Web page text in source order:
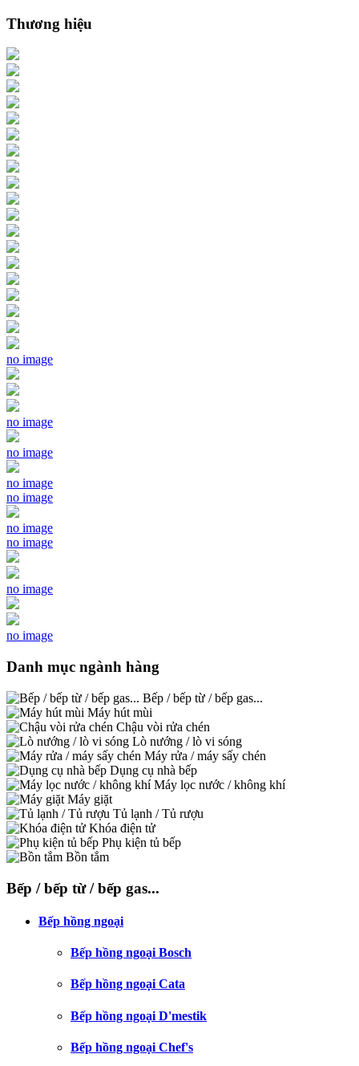
Thương hiệu
no image
no image
no image
no image
no image
no image
no image
no image
no image
Danh mục ngành hàng
Bếp / bếp từ / bếp gas...
Máy hút mùi
Chậu vòi rửa chén
Lò nướng / lò vi sóng
Máy rửa / máy sấy chén
Dụng cụ nhà bếp
Máy lọc nước / không khí
Máy giặt
Tủ lạnh / Tủ rượu
Khóa điện tử
Phụ kiện tủ bếp
Bồn tắm
Bếp / bếp từ / bếp gas...
Bếp hồng ngoại
Bếp hồng ngoại Bosch
Bếp hồng ngoại Cata
Bếp hồng ngoại D'mestik
Bếp hồng ngoại Chef's